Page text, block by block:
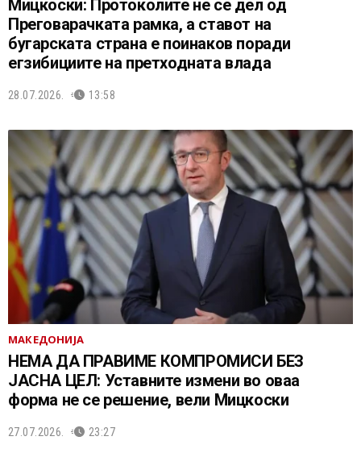
Мицкоски: Протоколите не се дел од
Преговарачката рамка, а ставот на
бугарската страна е поинаков поради
егзибициите на претходната влада
28.07.2026. 13:58
МАКЕДОНИЈА
НЕМА ДА ПРАВИМЕ КОМПРОМИСИ БЕЗ
ЈАСНА ЦЕЛ: Уставните измени во оваа
форма не се решение, вели Мицкоски
27.07.2026. 23:27